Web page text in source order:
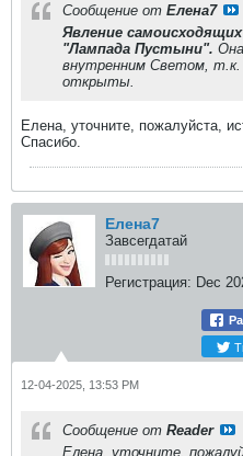
Сообщение от Елена7
Явление
"Лампада Пустыни".
внутренним Светом, т.к.
открыты. ​
Елена, уточните, пожалуйста,
Спасибо.
Елена7
Завсегдатай
Регистрация: Dec
12-04-2025, 13:53 PM
Сообщение от Reader
Елена, уточните,